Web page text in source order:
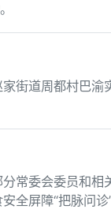
街道周都村巴渝
常委会委员和相
全屏障“把脉问诊”